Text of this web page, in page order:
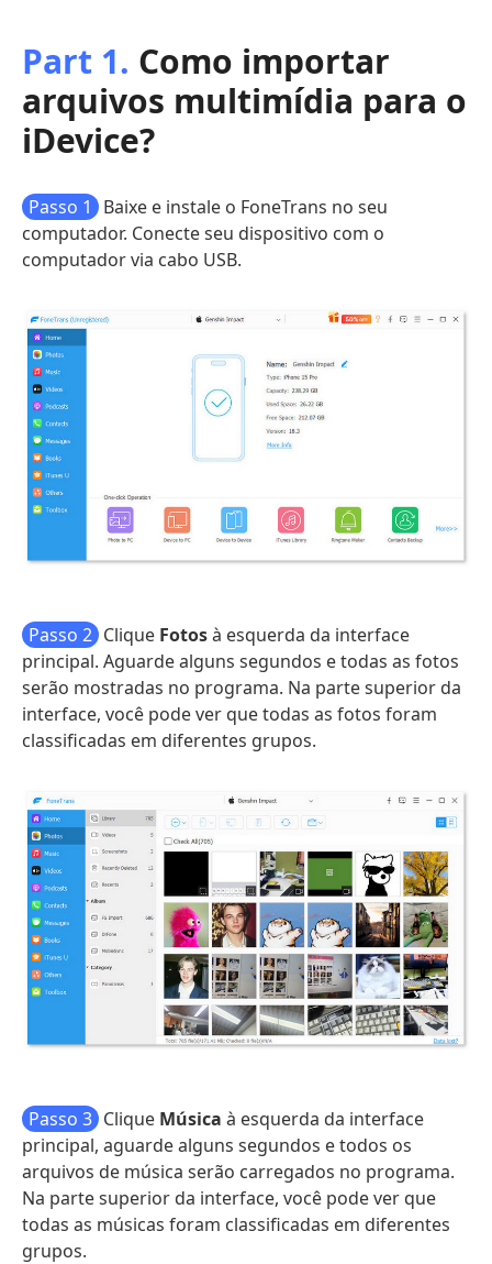
Part 1. Como importar
arquivos multimídia para o
iDevice?
Passo 1
Baixe e instale o FoneTrans no seu
computador. Conecte seu dispositivo com o
computador via cabo USB.
Passo 2 Clique Fotosà esquerda da interface
principal. Aguarde alguns segundos e todas as fotos
serão mostradas no programa. Na parte superior da
interface, você pode ver que todas as fotos foram
classificadas em diferentes grupos.
Passo 3 Clique Música à esquerda da interface
principal, aguarde alguns segundos e todos os
arquivos de música serão carregados no programa.
Na parte superior da interface, você pode ver que
todas as músicas foram classificadas em diferentes
grupos.